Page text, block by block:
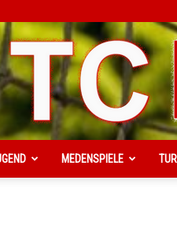
MEDENSPIELE